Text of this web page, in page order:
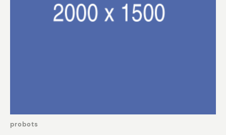
probots